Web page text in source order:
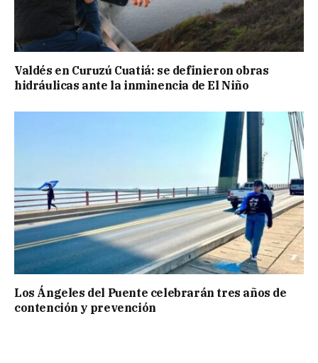
Valdés en Curuzú Cuatiá: se definieron obras
hidráulicas ante la inminencia de El Niño
Los Ángeles del Puente celebrarán tres años de
contención y prevención